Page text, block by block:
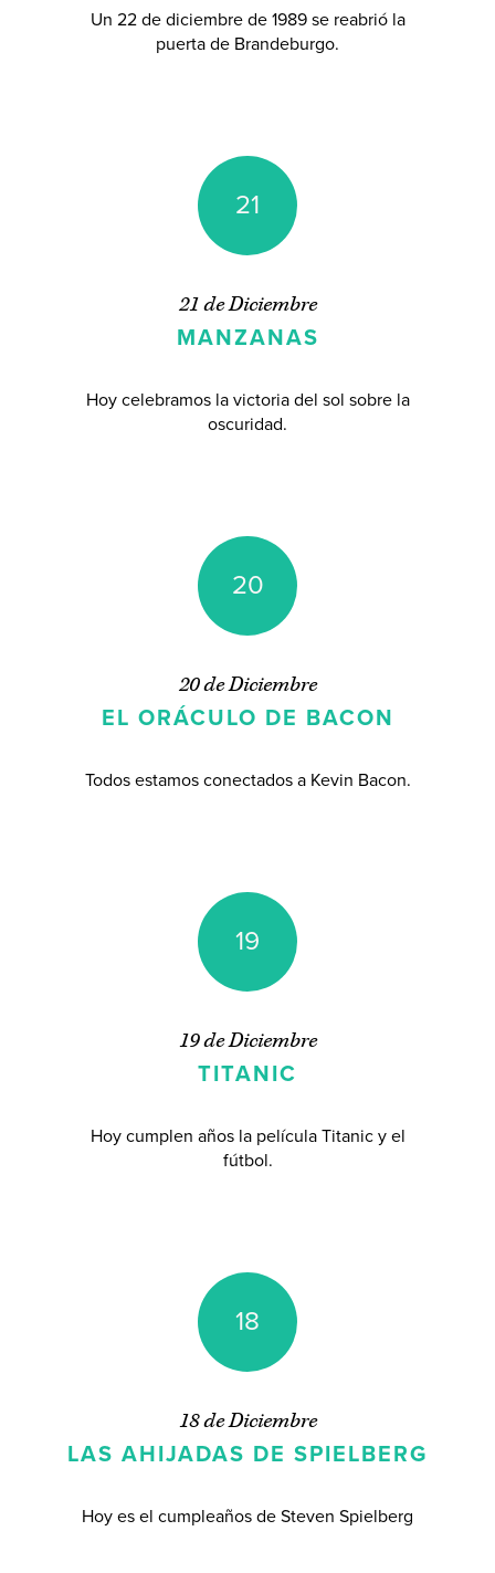
Un 22 de diciembre de 1989 se reabrió la
puerta de Brandeburgo.
21
21 de Diciembre
MANZANAS
Hoy celebramos la victoria del sol sobre la
oscuridad.
20
20 de Diciembre
EL ORÁCULO DE BACON
Todos estamos conectados a Kevin Bacon.
19
19 de Diciembre
TITANIC
Hoy cumplen años la película Titanic y el
fútbol.
18
18 de Diciembre
LAS AHIJADAS DE SPIELBERG
Hoy es el cumpleaños de Steven Spielberg